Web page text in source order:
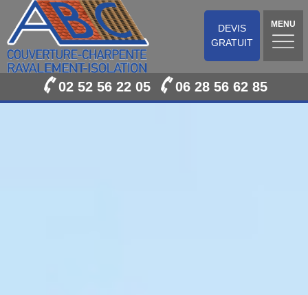
DEVIS
GRATUIT
MENU
02 52 56 22 05 06 28 56 62 85